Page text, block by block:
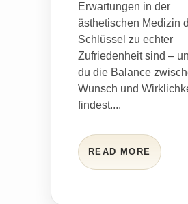
Erwartungen in der
ästhetischen Medizin
Schlüssel zu echter
Zufriedenheit sind –
du die Balance
Wunsch und
findest....
READ MORE